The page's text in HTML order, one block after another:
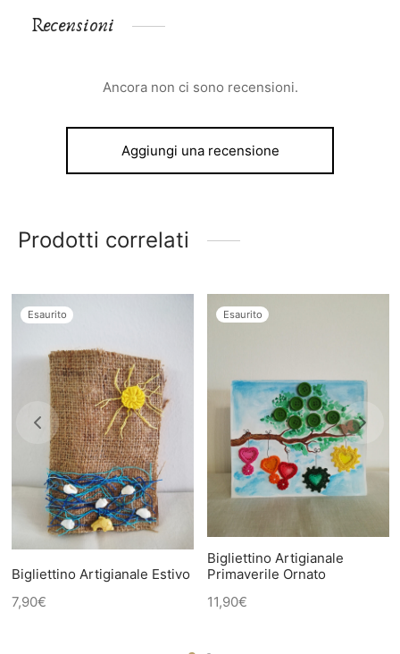
Recensioni
Ancora non ci sono recensioni.
Aggiungi una recensione
Prodotti correlati
Esaurito
Bigliettino Artigianale Estivo
7,90€
Esaurito
Bigliettino Artigianale
Primaverile Ornato
11,90€